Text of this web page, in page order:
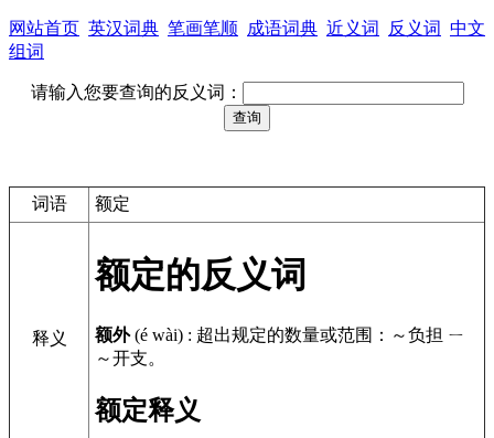
网站首页 英汉词典 笔画笔顺 成语词典 近义词 反义词 中文
组词
请输入您要查询的反义词：
词语 额定
释义
额定的反义词
额外 (é wài) : 超出规定的数量或范围：～负担 ㄧ
～开支。
额定释义